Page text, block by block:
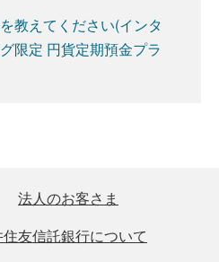
教えてください(インタ
限定 円貨定期預金プラ
法人のお客さま
友信託銀行について